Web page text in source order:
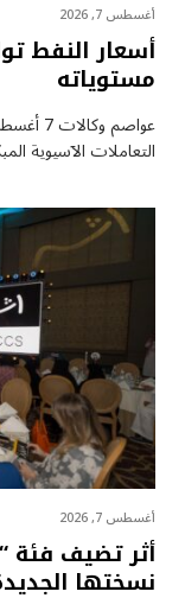
أغسطس 7, 2026
أسعار النفط
مستوياته
التعاملات الآسيوية
أغسطس 7, 2026
أثر تضيف فئة
نسختها